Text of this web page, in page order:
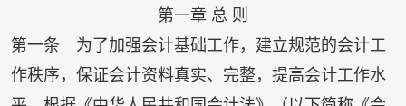
第一章 总 则
第一条 为了加强会计基础工作，建立规范的会计工
作秩序，保证会计资料真实、完整，提高会计工作水